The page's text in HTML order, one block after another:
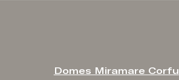
Domes Miramare Corfu